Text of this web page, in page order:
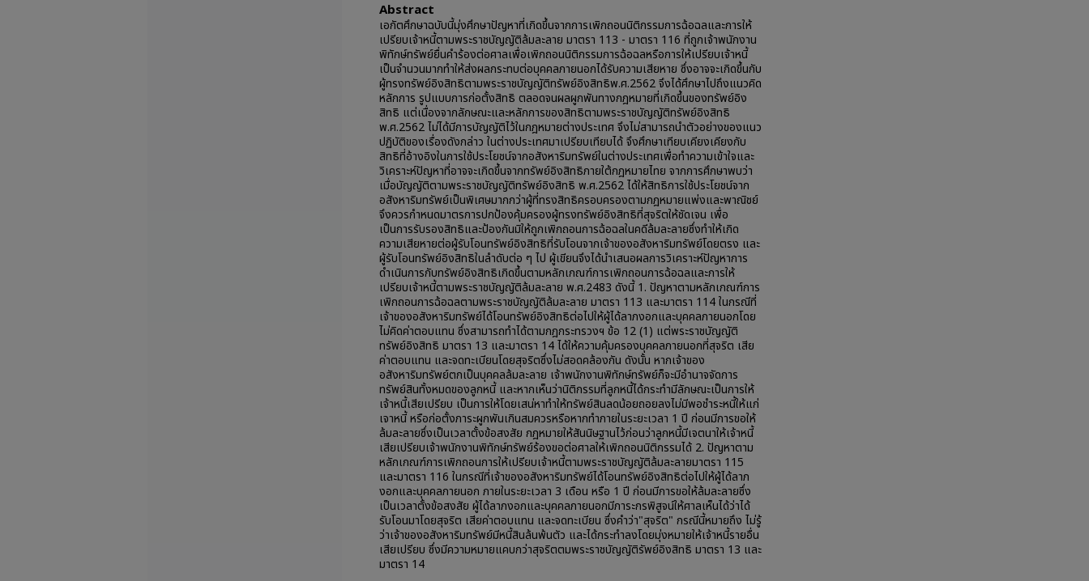
Abstract
เอกัตศึกษาฉบับนี้มุ่งศึกษาปัญหาที่เกิดขึ้นจากการเพิกถอนนิติกรรมการฉ้อฉลและการให้
เปรียบเจ้าหนี้ตามพระราชบัญญัติล้มละลาย มาตรา 113 - มาตรา 116 ที่ถูกเจ้าพนักงาน
พิทักษ์ทรัพย์ยื่นคำร้องต่อศาลเพื่อเพิกถอนนิติกรรมการฉ้อฉลหรือการให้เปรียบเจ้าหนี้
เป็นจำนวนมากทำให้ส่งผลกระทบต่อบุคคลภายนอกได้รับความเสียหาย ซึ่งอาจจะเกิดขึ้นกับ
ผู้ทรงทรัพย์อิงสิทธิตามพระราชบัญญัติทรัพย์อิงสิทธิพ.ศ.2562 จึงได้ศึกษาไปถึงแนวคิด
หลักการ รูปแบบการก่อตั้งสิทธิ ตลอดจนผลผูกพันทางกฎหมายที่เกิดขึ้นของทรัพย์อิง
สิทธิ แต่เนื่องจากลักษณะและหลักการของสิทธิตามพระราชบัญญัติทรัพย์อิงสิทธิ
พ.ศ.2562 ไม่ได้มีการบัญญัติไว้ในกฎหมายต่างประเทศ จึงไม่สามารถนำตัวอย่างของแนว
ปฏิบัติของเรื่องดังกล่าว ในต่างประเทศมาเปรียบเทียบได้ จึงศึกษาเทียบเคียงเคียงกับ
สิทธิที่อ้างอิงในการใช้ประโยชน์จากอสังหาริมทรัพย์ในต่างประเทศเพื่อทำความเข้าใจและ
วิเคราะห์ปัญหาที่อาจจะเกิดขึ้นจากทรัพย์อิงสิทธิภายใต้กฎหมายไทย จากการศึกษาพบว่า
เมื่อบัญญัติตามพระราชบัญญัติทรัพย์อิงสิทธิ พ.ศ.2562 ได้ให้สิทธิการใช้ประโยชน์จาก
อสังหาริมทรัพย์เป็นพิเศษมากกว่าผู้ที่ทรงสิทธิครอบครองตามกฎหมายแพ่งและพาณิชย์
จึงควรกำหนดมาตรการปกป้องคุ้มครองผู้ทรงทรัพย์อิงสิทธิที่สุจริตให้ชัดเจน เพื่อ
เป็นการรับรองสิทธิและป้องกันมิให้ถูกเพิกถอนการฉ้อฉลในคดีล้มละลายซึ่งทำให้เกิด
ความเสียหายต่อผู้รับโอนทรัพย์อิงสิทธิที่รับโอนจากเจ้าของอสังหาริมทรัพย์โดยตรง และ
ผู้รับโอนทรัพย์อิงสิทธิในลำดับต่อ ๆ ไป ผู้เขียนจึงได้นำเสนอผลการวิเคราะห์ปัญหาการ
ดำเนินการกับทรัพย์อิงสิทธิเกิดขึ้นตามหลักเกณฑ์การเพิกถอนการฉ้อฉลและการให้
เปรียบเจ้าหนี้ตามพระราชบัญญัติล้มละลาย พ.ศ.2483 ดังนี้ 1. ปัญหาตามหลักเกณฑ์การ
เพิกถอนการฉ้อฉลตามพระราชบัญญัติล้มละลาย มาตรา 113 และมาตรา 114 ในกรณีที่
เจ้าของอสังหาริมทรัพย์ได้โอนทรัพย์อิงสิทธิต่อไปให้ผู้ได้ลาภงอกและบุคคลภายนอกโดย
ไม่คิดค่าตอบแทน ซึ่งสามารถทำได้ตามกฎกระทรวงฯ ข้อ 12 (1) แต่พระราชบัญญัติ
ทรัพย์อิงสิทธิ มาตรา 13 และมาตรา 14 ได้ให้ความคุ้มครองบุคคลภายนอกที่สุจริต เสีย
ค่าตอบแทน และจดทะเบียนโดยสุจริตซึ่งไม่สอดคล้องกัน ดังนั้น หากเจ้าของ
อสังหาริมทรัพย์ตกเป็นบุคคลล้มละลาย เจ้าพนักงานพิทักษ์ทรัพย์ก็จะมีอำนาจจัดการ
ทรัพย์สินทั้งหมดของลูกหนี้ และหากเห็นว่านิติกรรมที่ลูกหนี้ได้กระทำมีลักษณะเป็นการให้
เจ้าหนี้เสียเปรียบ เป็นการให้โดยเสน่หาทำให้ทรัพย์สินลดน้อยถอยลงไม่มีพอชำระหนี้ให้แก่
เจาหนี้ หรือก่อตั้งภาระผูกพันเกินสมควรหรือหากทำภายในระยะเวลา 1 ปี ก่อนมีการขอให้
ล้มละลายซึ่งเป็นเวลาตั้งข้อสงสัย กฎหมายให้สันนิษฐานไว้ก่อนว่าลูกหนี้มีเจตนาให้เจ้าหนี้
เสียเปรียบเจ้าพนักงานพิทักษ์ทรัพย์ร้องขอต่อศาลให้เพิกถอนนิติกรรมได้ 2. ปัญหาตาม
หลักเกณฑ์การเพิกถอนการให้เปรียบเจ้าหนี้ตามพระราชบัญญัติล้มละลายมาตรา 115
และมาตรา 116 ในกรณีที่เจ้าของอสังหาริมทรัพย์ได้โอนทรัพย์อิงสิทธิต่อไปให้ผู้ได้ลาภ
งอกและบุคคลภายนอก ภายในระยะเวลา 3 เดือน หรือ 1 ปี ก่อนมีการขอให้ล้มละลายซึ่ง
เป็นเวลาตั้งข้อสงสัย ผู้ได้ลาภงอกและบุคคลภายนอกมีภาระกรพิสูจน์ให้ศาลเห็นได้ว่าได้
รับโอนมาโดยสุจริต เสียค่าตอบแทน และจดทะเบียน ซึ่งคำว่า"สุจริต" กรณีนี้หมายถึง ไม่รู้
ว่าเจ้าของอสังหาริมทรัพย์มีหนี้สินล้นพ้นตัว และได้กระทำลงโดยมุ่งหมายให้เจ้าหนี้รายอื่น
เสียเปรียบ ซึ่งมีความหมายแคบกว่าสุจริตตมพระราชบัญญัติรัพย์อิงสิทธิ มาตรา 13 และ
มาตรา 14